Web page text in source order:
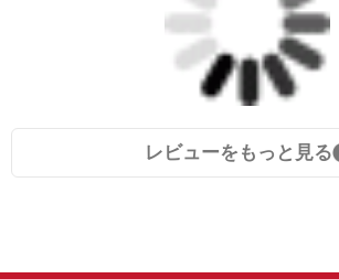
レビューをもっと見る